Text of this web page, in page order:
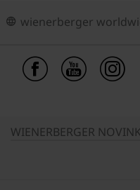
wienerberger
WIENERBERGER